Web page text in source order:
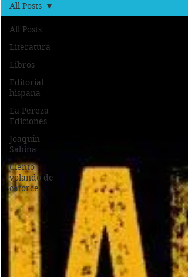
All Posts
Literatura
Libros
Editorial
hispana
La Pereza
Ediciones
Joaquín
Sabina
Ciento
volando de
catorce
All Posts